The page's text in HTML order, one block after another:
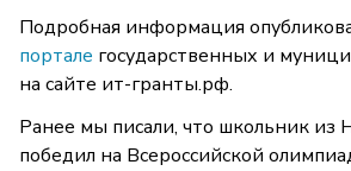
Подробная информация
портале государственных и
на сайте ит-гранты.рф.
Ранее мы писали, что школьник из
победил на Всероссийской